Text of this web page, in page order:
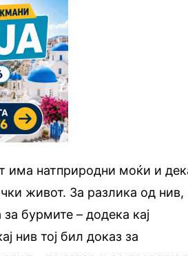
има натприродни моќи и
живот. За разлика од нив,
бурмите – додека кај
нив тој бил доказ за